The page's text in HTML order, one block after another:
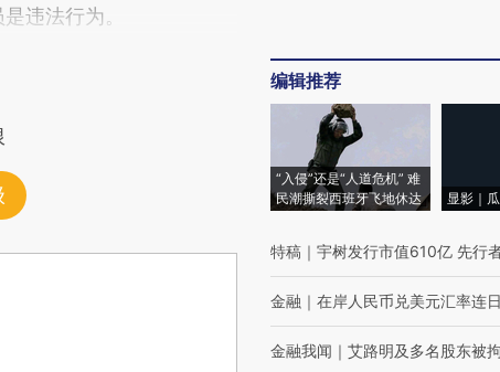
违法行为。
编辑推荐
“入侵”还是“人道危机” 难
民潮撕裂西班牙飞地休达
显影｜
特稿 ｜ 宇树发行市值610亿 先行
金融 ｜ 在岸人民币兑美元汇率连
金融我闻 ｜ 艾路明及多名股东被拘